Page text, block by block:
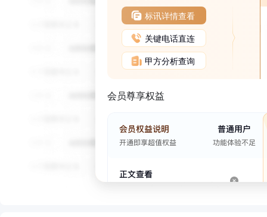
标讯详情查看
关键电话直连
甲方分析查询
会员尊享权益